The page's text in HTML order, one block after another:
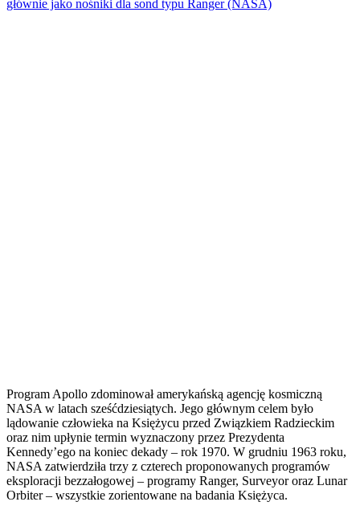
Program Apollo zdominował amerykańską agencję kosmiczną
NASA w latach sześćdziesiątych. Jego głównym celem było
lądowanie człowieka na Księżycu przed Związkiem Radzieckim
oraz nim upłynie termin wyznaczony przez Prezydenta
Kennedy’ego na koniec dekady – rok 1970. W grudniu 1963 roku,
NASA zatwierdziła trzy z czterech proponowanych programów
eksploracji bezzałogowej – programy Ranger, Surveyor oraz Lunar
Orbiter – wszystkie zorientowane na badania Księżyca.